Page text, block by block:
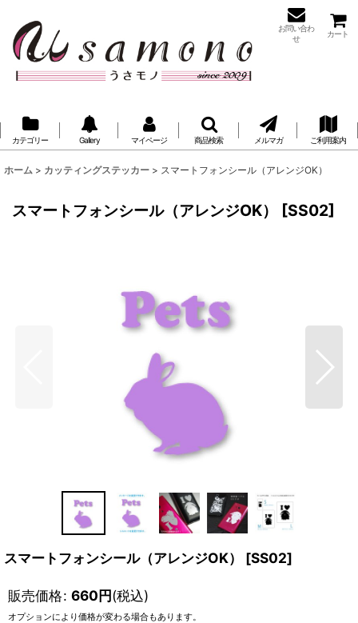
お問い合わ
せ
カート
カテゴリー Gallery マイページ 商品検索 メルマガ ご利用案内
ホーム > カッティングステッカー > スマートフォンシール（アレンジOK）
スマートフォンシール（アレンジOK） [SS02]
スマートフォンシール（アレンジOK） [SS02]
販売価格: 660円(税込)
オプションにより価格が変わる場合もあります。